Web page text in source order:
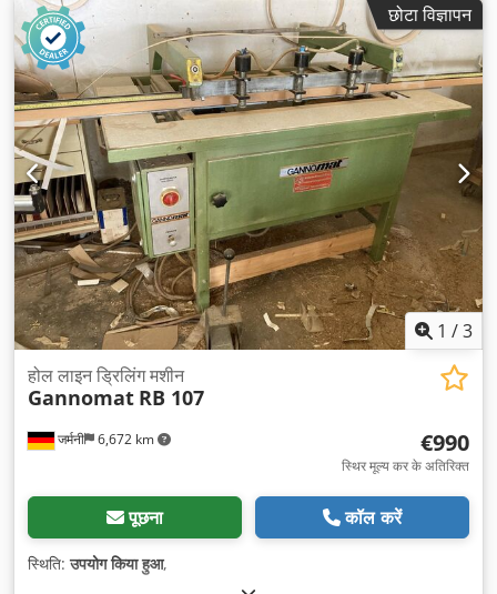
छोटा विज्ञापन
1 /3
जर्मनी 6,672 km
होल लाइन ड्रिलिंग मशीन
Gannomat RB 107
€990
स्थिर मूल्य कर के अतिरिक्त
पूछना कॉल करें
स्थिति:उपयोग किया हुआ,